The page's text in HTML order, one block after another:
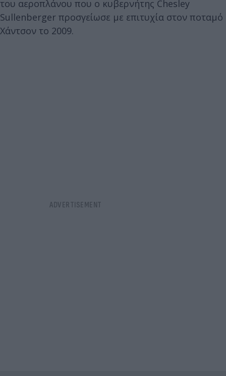
του αεροπλάνου που ο κυβερνήτης Chesley
Sullenberger προσγείωσε με επιτυχία στον ποταμό
Χάντσον το 2009.